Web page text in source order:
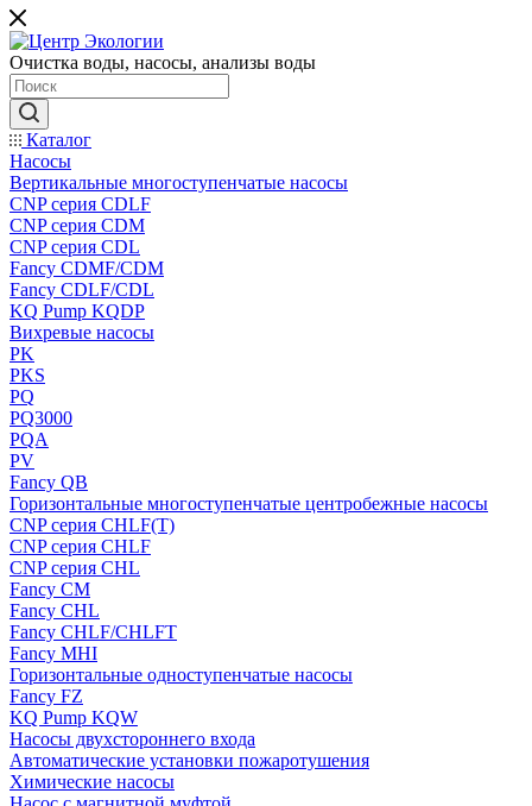
Очистка воды, насосы, анализы воды
Каталог
Насосы
Вертикальные многоступенчатые насосы
CNP серия CDLF
CNP серия CDM
CNP серия CDL
Fancy CDMF/CDM
Fancy CDLF/CDL
KQ Pump KQDP
Вихревые насосы
PK
PKS
PQ
PQ3000
PQA
PV
Fancy QB
Горизонтальные многоступенчатые центробежные насосы
CNP серия CHLF(T)
CNP серия CHLF
CNP серия CHL
Fancy CM
Fancy CHL
Fancy CHLF/CHLFT
Fancy MHI
Горизонтальные одноступенчатые насосы
Fancy FZ
KQ Pump KQW
Насосы двухстороннего входа
Автоматические установки пожаротушения
Химические насосы